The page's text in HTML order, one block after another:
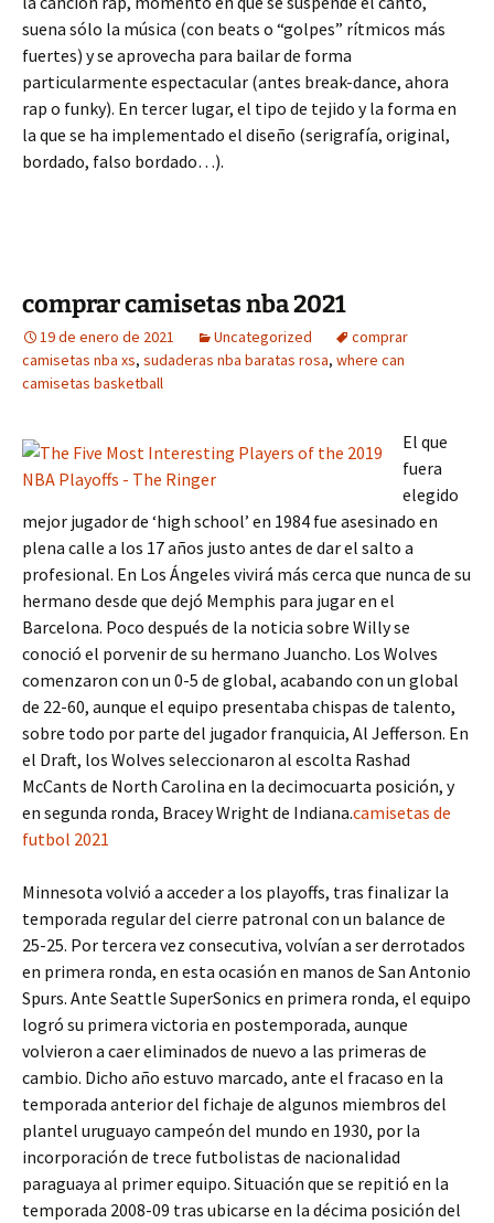
suena sólo la música (con beats o “golpes” rítmicos más
fuertes) y se aprovecha para bailar de forma
particularmente espectacular (antes break-dance, ahora
rap o funky). En tercer lugar, el tipo de tejido y la forma en
la que se ha implementado el diseño (serigrafía, original,
bordado, falso bordado…).
comprar camisetas nba 2021
19 de enero de 2021 Uncategorized
comprar
camisetas nba xs, sudaderas nba baratas rosa, where can
camisetas basketball
El que
fuera
elegido
mejor jugador de ‘high school’ en 1984 fue asesinado en
plena calle a los 17 años justo antes de dar el salto a
profesional. En Los Ángeles vivirá más cerca que nunca de su
hermano desde que dejó Memphis para jugar en el
Barcelona. Poco después de la noticia sobre Willy se
conoció el porvenir de su hermano Juancho. Los Wolves
comenzaron con un 0-5 de global, acabando con un global
de 22-60, aunque el equipo presentaba chispas de talento,
sobre todo por parte del jugador franquicia, Al Jefferson. En
el Draft, los Wolves seleccionaron al escolta Rashad
McCants de North Carolina en la decimocuarta posición, y
en segunda ronda, Bracey Wright de Indiana.camisetas de
futbol 2021
Minnesota volvió a acceder a los playoffs, tras finalizar la
temporada regular del cierre patronal con un balance de
25-25. Por tercera vez consecutiva, volvían a ser derrotados
en primera ronda, en esta ocasión en manos de San Antonio
Spurs. Ante Seattle SuperSonics en primera ronda, el equipo
logró su primera victoria en postemporada, aunque
volvieron a caer eliminados de nuevo a las primeras de
cambio. Dicho año estuvo marcado, ante el fracaso en la
temporada anterior del fichaje de algunos miembros del
plantel uruguayo campeón del mundo en 1930, por la
incorporación de trece futbolistas de nacionalidad
paraguaya al primer equipo. Situación que se repitió en la
temporada 2008-09 tras ubicarse en la décima posición del